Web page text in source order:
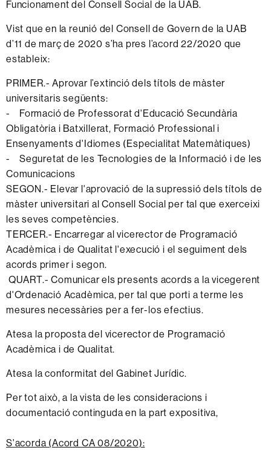
Funcionament del Consell Social de la UAB.
Vist que en la reunió del Consell de Govern de la UAB
d’11 de març de 2020 s’ha pres l’acord 22/2020 que
estableix:
PRIMER.- Aprovar l’extinció dels títols de màster
universitaris següents:
- Formació de Professorat d'Educació Secundària
Obligatòria i Batxillerat, Formació Professional i
Ensenyaments d'Idiomes (Especialitat Matemàtiques)
- Seguretat de les Tecnologies de la Informació i de les
Comunicacions
SEGON.- Elevar l'aprovació de la supressió dels títols de
màster universitari al Consell Social per tal que exerceixi
les seves competències.
TERCER.- Encarregar al vicerector de Programació
Acadèmica i de Qualitat l'execució i el seguiment dels
acords primer i segon.
QUART.- Comunicar els presents acords a la vicegerent
d'Ordenació Acadèmica, per tal que porti a terme les
mesures necessàries per a fer-los efectius.
Atesa la proposta del vicerector de Programació
Acadèmica i de Qualitat.
Atesa la conformitat del Gabinet Jurídic.
Per tot això, a la vista de les consideracions i
documentació continguda en la part expositiva,
S'acorda (Acord CA 08/2020):